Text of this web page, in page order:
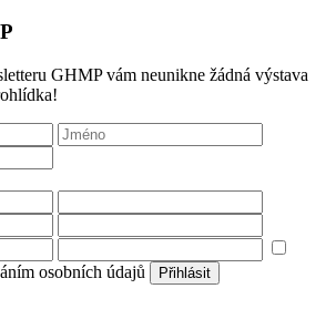
GHMP vám neunikne žádná výstava
osobních údajů